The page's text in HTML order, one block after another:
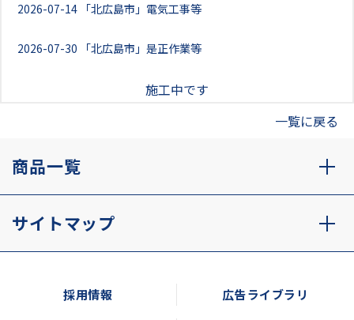
2026-07-14 「北広島市」電気工事等
2026-07-30 「北広島市」是正作業等
施工中です
一覧に戻る
商品一覧
サイトマップ
採用情報 広告ライブラリ